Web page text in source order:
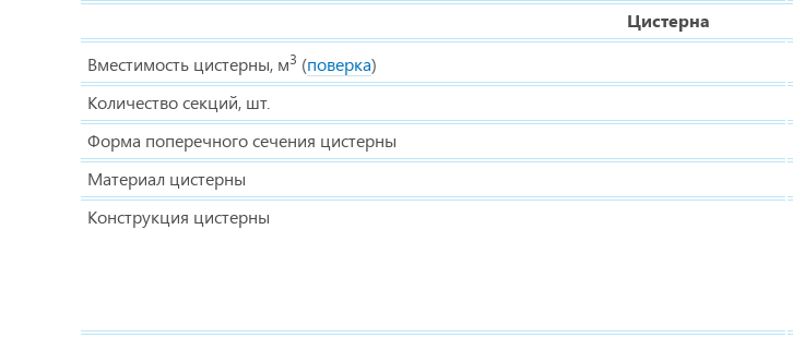
Цистерна
Вместимость цистерны, м3 (поверка)
Количество секций, шт.
Форма поперечного сечения цистерны
Материал цистерны
Конструкция цистерны